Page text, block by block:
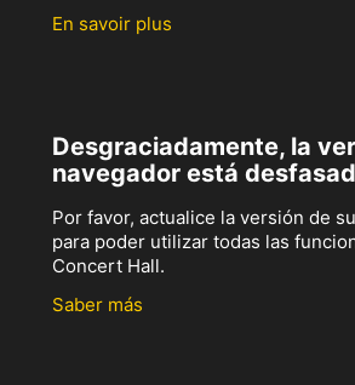
En savoir plus
Desgraciadamente, la
navegador está
Por favor, actualice la versión de
para poder utilizar todas las
Concert Hall.
Saber más